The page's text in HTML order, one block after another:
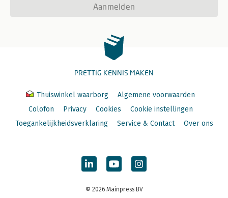
Aanmelden
PRETTIG KENNIS MAKEN
Thuiswinkel waarborg
Algemene voorwaarden
Colofon
Privacy Cookies
Cookie instellingen
Toegankelijkheidsverklaring
Service & Contact Over ons
© 2026 Mainpress BV